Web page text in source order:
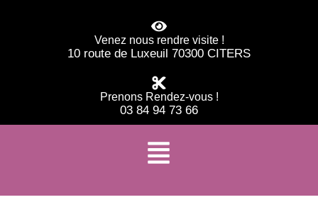
Venez nous rendre visite !
10 route de Luxeuil 70300 CITERS
Prenons Rendez-vous !
03 84 94 73 66